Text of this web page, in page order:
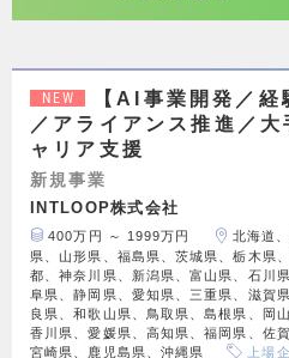
NEW
【AI事業開発／
／アライアンス推進／
ャリア支援
新規事業
INTLOOP株式会社
400万円 ～ 1999万円
北海道
県、山形県、福島県、茨城県、栃木県
都、神奈川県、新潟県、富山県、石川
阜県、静岡県、愛知県、三重県、滋賀
良県、和歌山県、鳥取県、島根県、岡
香川県、愛媛県、高知県、福岡県、佐
宮崎県、鹿児島県、沖縄県
上場